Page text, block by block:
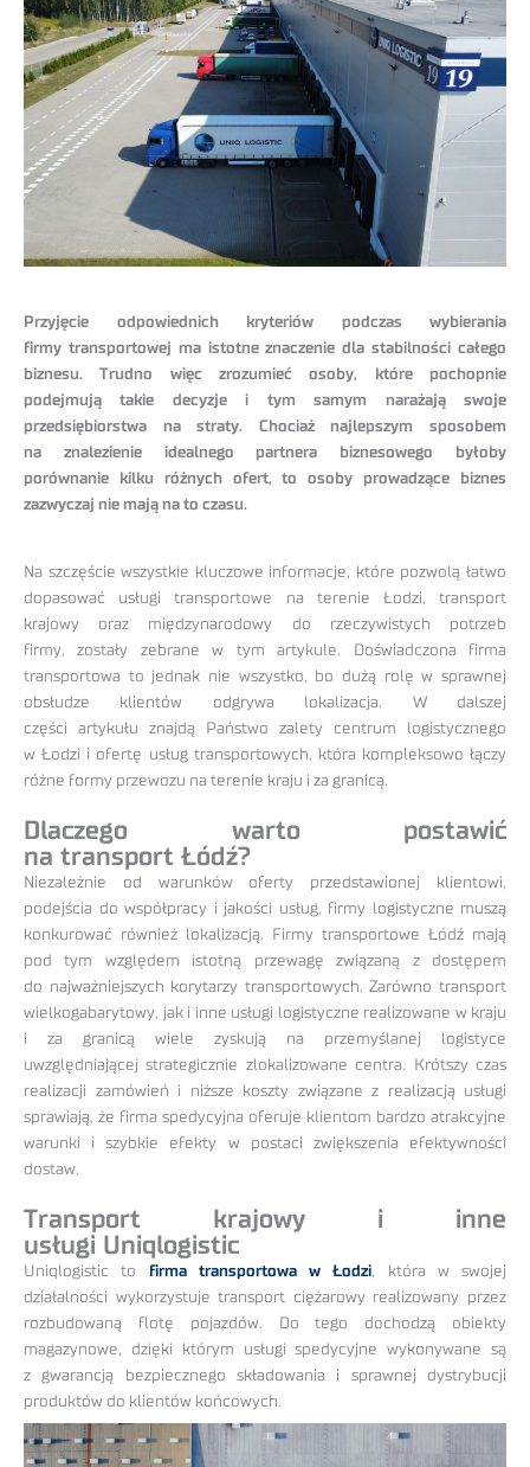
Przyjęcie odpowiednich kryteriów podczas wybierania
firmy transportowej ma istotne znaczenie dla stabilności całego
biznesu. Trudno więc zrozumieć osoby, które pochopnie
podejmują takie decyzje i tym samym narażają swoje
przedsiębiorstwa na straty. Chociaż najlepszym sposobem
na znalezienie idealnego partnera biznesowego byłoby
porównanie kilku różnych ofert, to osoby prowadzące biznes
zazwyczaj nie mają na to czasu.
Na szczęście wszystkie kluczowe informacje, które pozwolą łatwo
dopasować usługi transportowe na terenie Łodzi, transport
krajowy oraz międzynarodowy do rzeczywistych potrzeb
firmy, zostały zebrane w tym artykule. Doświadczona firma
transportowa to jednak nie wszystko, bo dużą rolę w sprawnej
obsłudze klientów odgrywa lokalizacja. W dalszej
części artykułu znajdą Państwo zalety centrum logistycznego
w Łodzi i ofertę usług transportowych, która kompleksowo łączy
różne formy przewozu na terenie kraju i za granicą.
Dlaczego warto postawić
na transport Łódź?
Niezależnie od warunków oferty przedstawionej klientowi,
podejścia do współpracy i jakości usług, firmy logistyczne muszą
konkurować również lokalizacją. Firmy transportowe Łódź mają
pod tym względem istotną przewagę związaną z dostępem
do najważniejszych korytarzy transportowych. Zarówno transport
wielkogabarytowy, jak i inne usługi logistyczne realizowane w kraju
i za granicą wiele zyskują na przemyślanej logistyce
uwzględniającej strategicznie zlokalizowane centra. Krótszy czas
realizacji zamówień i niższe koszty związane z realizacją usługi
sprawiają, że firma spedycyjna oferuje klientom bardzo atrakcyjne
warunki i szybkie efekty w postaci zwiększenia efektywności
dostaw.
Transport krajowy i inne
usługi Uniqlogistic
Uniqlogistic to firma transportowa w Łodzi, która w swojej
działalności wykorzystuje transport ciężarowy realizowany przez
rozbudowaną flotę pojazdów. Do tego dochodzą obiekty
magazynowe, dzięki którym usługi spedycyjne wykonywane są
z gwarancją bezpiecznego składowania i sprawnej dystrybucji
produktów do klientów końcowych.